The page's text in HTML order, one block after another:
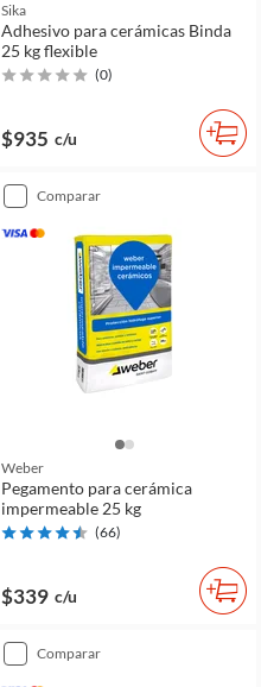
Sika
Adhesivo para cerámicas Binda
25 kg flexible
(0)
$935 c/u
comparar
Weber
Pegamento para cerámica
impermeable 25 kg
(66)
$339 c/u
comparar